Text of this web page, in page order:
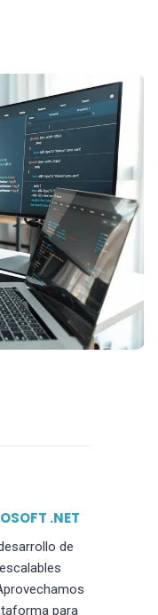
.NET
de
para